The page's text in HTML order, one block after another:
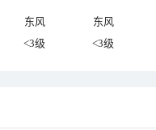
东风 东风
<3级 <3级